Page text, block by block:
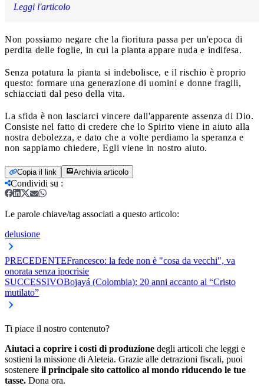
Leggi l'articolo
Non possiamo negare che la fioritura passa per un'epoca di
perdita delle foglie, in cui la pianta appare nuda e indifesa.
Senza potatura la pianta si indebolisce, e il rischio è proprio
questo: formare una generazione di uomini e donne fragili,
schiacciati dal peso della vita.
La sfida è non lasciarci vincere dall'apparente assenza di Dio.
Consiste nel fatto di credere che lo Spirito viene in aiuto alla
nostra debolezza, e dato che a volte perdiamo la speranza e
non sappiamo chiedere, Egli viene in nostro aiuto.
Copia il link Archivia articolo
Condividi su :
Le parole chiave/tag associati a questo articolo:
delusione
PRECEDENTEFrancesco: la fede non è "cosa da vecchi", va
onorata senza ipocrisie
SUCCESSIVOBojayá (Colombia): 20 anni accanto al “Cristo
mutilato”
Ti piace il nostro contenuto?
Aiutaci a coprire i costi di produzione degli articoli che leggi e
sostieni la missione di Aleteia. Grazie alle detrazioni fiscali, puoi
sostenere il principale sito cattolico al mondo riducendo le tue
tasse. Dona ora.